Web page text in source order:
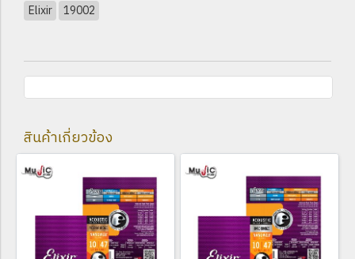
Elixir 19002
สินค้าเกี่ยวข้อง